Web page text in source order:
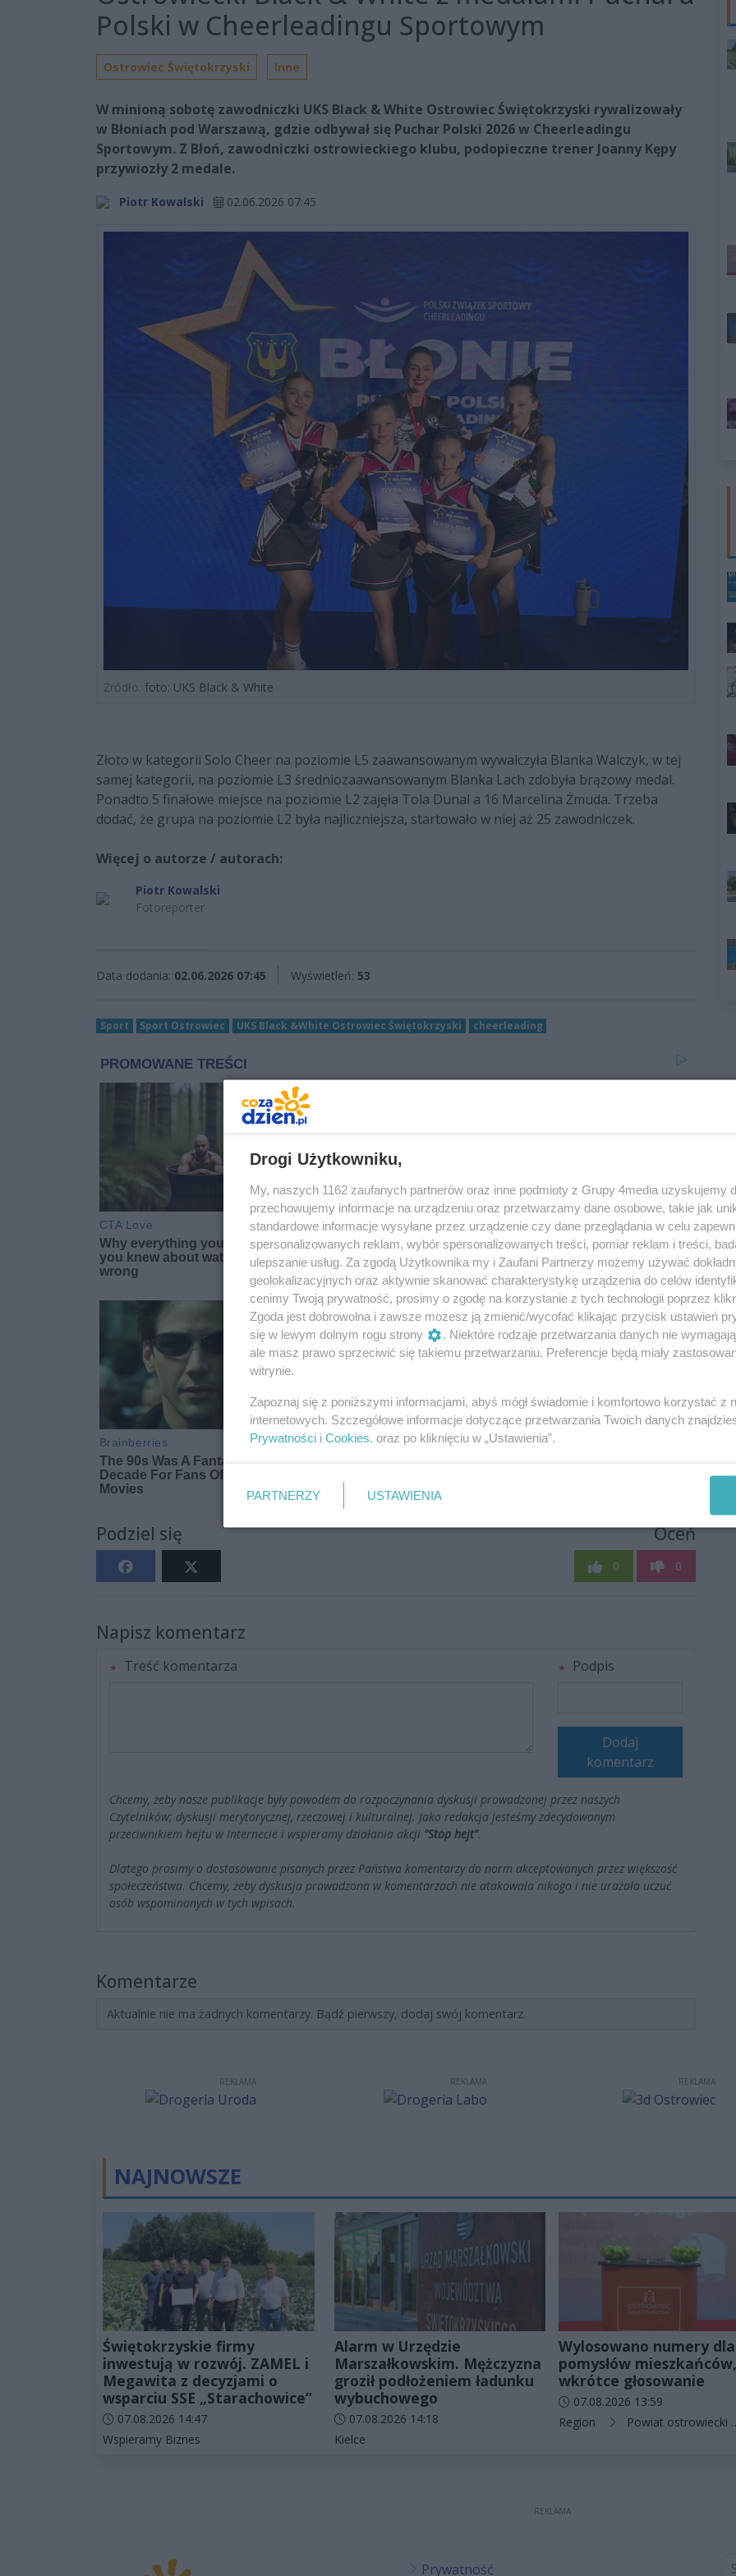
Polski w Cheerleadingu Sportowym
Ostrowiec Świętokrzyski Inne
W minioną sobotę zawodniczki UKS Black & White Ostrowiec Świętokrzyski rywalizowały
w Błoniach pod Warszawą, gdzie odbywał się Puchar Polski 2026 w Cheerleadingu
Sportowym. Z Błoń, zawodniczki ostrowieckiego klubu, podopieczne trener Joanny Kępy
przywiozły 2 medale.
Piotr Kowalski 02.06.2026 07:45
Źródło: foto: UKS Black & White
Złoto w kategorii Solo Cheer na poziomie L5 zaawansowanym wywalczyła Blanka Walczyk, w tej
samej kategorii, na poziomie L3 średniozaawansowanym Blanka Lach zdobyła brązowy medal.
Ponadto 5 finałowe miejsce na poziomie L2 zajęła Tola Dunal a 16 Marcelina Żmuda. Trzeba
dodać, że grupa na poziomie L2 była najliczniejsza, startowało w niej aż 25 zawodniczek.
Więcej o autorze / autorach:
Piotr Kowalski
Fotoreporter
Data dodania: 02.06.2026 07:45 Wyświetleń: 53
Sport Sport Ostrowiec UKS Black &White Ostrowiec Świętokrzyski cheerleading
Podziel się Oceń
0 0
Napisz komentarz
Treść komentarza Podpis
Dodaj
komentarz
Chcemy, żeby nasze publikacje były powodem do rozpoczynania dyskusji prowadzonej przez naszych
Czytelników; dyskusji merytorycznej, rzeczowej i kulturalnej. Jako redakcja jesteśmy zdecydowanym
przeciwnikiem hejtu w Internecie i wspieramy działania akcji "Stop hejt".
Dlatego prosimy o dostosowanie pisanych przez Państwa komentarzy do norm akceptowanych przez większość
społeczeństwa. Chcemy, żeby dyskusja prowadzona w komentarzach nie atakowała nikogo i nie urażała uczuć
osób wspominanych w tych wpisach.
Komentarze
Aktualnie nie ma żadnych komentarzy. Bądź pierwszy, dodaj swój komentarz.
REKLAMA REKLAMA REKLAMA
NAJNOWSZE
Świętokrzyskie firmy
inwestują w rozwój. ZAMEL i
Megawita z decyzjami o
wsparciu SSE „Starachowice”
Data dodania artykułu:
07.08.2026 14:47
Kategorie artykułu:
Wspieramy Biznes
Alarm w Urzędzie
Marszałkowskim. Mężczyzna
groził podłożeniem ładunku
wybuchowego
Data dodania artykułu:
07.08.2026 14:18
Kategorie artykułu:
Kielce
Wylosowano numery dla
pomysłów mieszkańców,
wkrótce głosowanie
Data dodania artykułu:
07.08.2026 13:59
Kategorie artykułu:
Region Powiat ostrowiecki
REKLAMA
Prywatność
Drogi Użytkowniku,
My, naszych 1162 zaufanych partnerów oraz inne podmioty z Grupy 4media uzyskujemy
przechowujemy informacje na urządzeniu oraz przetwarzamy dane osobowe, takie jak
standardowe informacje wysyłane przez urządzenie czy dane przeglądania w celu
spersonalizowanych reklam, wybór spersonalizowanych treści, pomiar reklam i treści,
ulepszanie usług. Za zgodą Użytkownika my i Zaufani Partnerzy możemy używać
geolokalizacyjnych oraz aktywnie skanować charakterystykę urządzenia do celów
cenimy Twoją prywatność, prosimy o zgodę na korzystanie z tych technologii poprzez
Zgoda jest dobrowolna i zawsze możesz ją zmienić/wycofać klikając przycisk ustawień
się w lewym dolnym rogu strony
. Niektóre rodzaje przetwarzania danych nie
ale masz prawo sprzeciwić się takiemu przetwarzaniu. Preferencje będą miały
witrynie.
Zapoznaj się z poniższymi informacjami, abyś mógł świadomie i komfortowo korzystać z
internetowych. Szczegółowe informacje dotyczące przetwarzania Twoich danych
Prywatności i Cookies . oraz po kliknięciu w „Ustawienia”.
PARTNERZY USTAWIENIA